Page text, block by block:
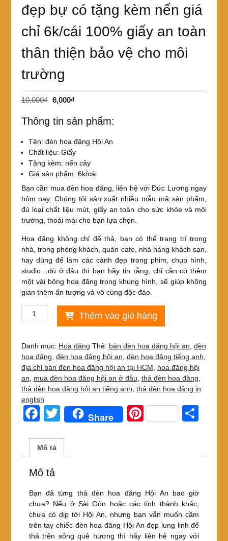
đẹp bự có tặng kèm nến giá
chỉ 6k/cái 100% giấy an toàn
thân thiện bảo vệ cho môi
trường
10,000₫ Giá
là:
6,000₫
tại
6,000₫.
Thông tin sản phẩm:
Tên: đèn hoa đăng Hội An
Chất liệu: Giấy
Tặng kèm: nến cây
Giá sản phẩm: 6k/cái
Bạn cần mua đèn hoa đăng, liên hệ với Đức Lương ngay
hôm nay. Chúng tôi sản xuất nhiều mẫu mã sản phẩm,
đủ loại chất liệu mút, giấy an toàn cho sức khỏe và môi
trường, thoải mái cho bạn lựa chọn.
Hoa đăng không chỉ để thả, bạn có thể trang trí trong
nhà, trong phòng khách, quán cafe, nhà hàng khách sạn,
hay dùng để làm các cảnh đẹp trong phim, chụp hình,
studio…dù ở đâu thì bạn hãy tin rằng, chỉ cần có thêm
một vài bông hoa đăng trong khung hình, sẽ giúp không
gian thêm ấn tượng và vô cùng độc đáo.
Đèn
hoa
Hội
An
-
đẹp
có
tặng
nến
6k/cái
giấy
toàn
thân
thiện
Thêm vào giỏ hàng
Danh mục: Hoa đăng Thẻ: bán đèn hoa đăng hội an đèn
hoa đăng đèn hoa đăng hội an đèn hoa đăng tiếng anh
địa chỉ bán đèn hoa đăng hội an tại HCM
hoa đăng hội
an
mua đèn hoa đăng hội an ở đâu thả đèn hoa đăng
thả đèn hoa đăng hội an tiếng anh thả đèn hoa đăng in
english
F
c
b
o
o
k
T
er
Share
Pi
e
e
Mô tả
Mô tả
Bạn đã từng thả đèn hoa đăng Hội An bao giờ
chưa? Nếu ở Sài Gòn hoặc các tỉnh thành khác,
chưa có dịp tới Hội An, nhưng bạn vẫn muốn cầm
trên tay chiếc đèn hoa đăng Hội An đẹp lung linh để
thả trên sông quê hương thì hãy liên hệ ngay với